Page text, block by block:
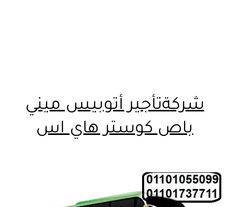
شركةتأجير أتوبيس ميني
باص كوستر هاي اس